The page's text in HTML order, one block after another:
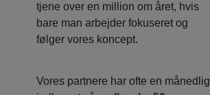
tjene over en million om året, hvis
bare man arbejder fokuseret og
følger vores koncept.
Vores partnere har ofte en månedlig